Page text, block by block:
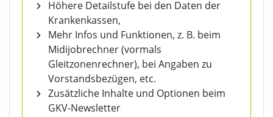
Höhere Detailstufe bei den Daten der
Krankenkassen,
Mehr Infos und Funktionen, z. B. beim
Midijobrechner (vormals
Gleitzonenrechner), bei Angaben zu
Vorstandsbezügen, etc.
Zusätzliche Inhalte und Optionen beim
GKV-Newsletter